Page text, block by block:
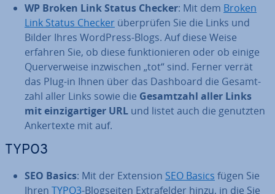
WP Broken Link Status Checker: Mit dem Broken
Link Status Checker über­prü­fen Sie die Links und
Bilder Ihres WordPress-Blogs. Auf diese Weise
erfahren Sie, ob diese funk­tio­nie­ren oder ob einige
Quer­ver­wei­se in­zwi­schen „tot“ sind. Ferner verrät
das Plug-in Ihnen über das Dashboard die Ge­samt­
zahl aller Links sowie die Ge­samt­zahl aller Links
mit ein­zig­ar­ti­ger URL und listet auch die genutzten
An­ker­tex­te mit auf.
TYPO3
SEO Basics: Mit der Extension SEO Basics fügen Sie
Ihren TYPO3-Blog­sei­ten Ex­tra­fel­der hinzu, in die Sie